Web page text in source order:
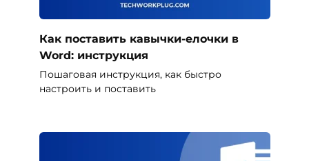
Как поставить кавычки-елочки в
Word: инструкция
Пошаговая инструкция, как быстро
настроить и поставить